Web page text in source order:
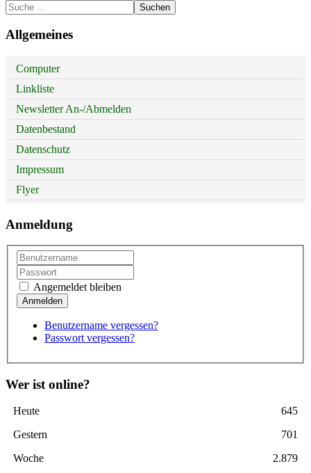
Suchen
Allgemeines
Computer
Linkliste
Newsletter An-/Abmelden
Datenbestand
Datenschutz
Impressum
Flyer
Anmeldung
Angemeldet bleiben
Benutzername vergessen?
Passwort vergessen?
Wer ist online?
Heute
645
Gestern
701
Woche
2.879